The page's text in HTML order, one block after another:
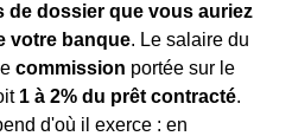
dossier que vous auriez
votre banque. Le salaire du
commission portée sur le
1 à 2% du prêt contracté.
d'où il exerce : en